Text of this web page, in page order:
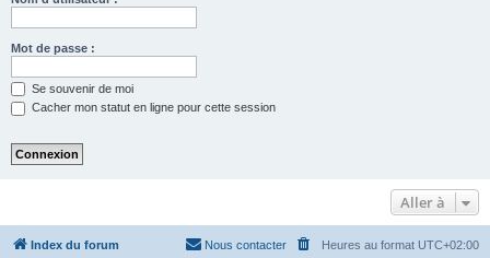
Mot de passe :
Se souvenir de moi
Cacher mon statut en ligne pour cette session
Aller à
Index du forum Heures au format UTC+02:00
Nous contacter